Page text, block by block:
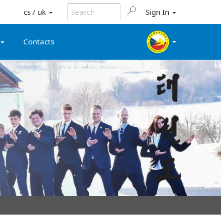
cs / uk Sign In
Contacts